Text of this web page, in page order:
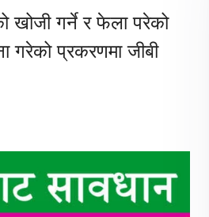
खोजी गर्ने र फेला परेको
गरेको प्रकरणमा जीबी